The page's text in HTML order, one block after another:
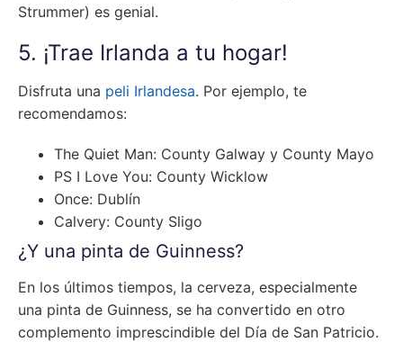
Strummer) es genial.
5. ¡Trae Irlanda a tu hogar!
Disfruta una peli Irlandesa. Por ejemplo, te
recomendamos:
The Quiet Man: County Galway y County Mayo
PS I Love You: County Wicklow
Once: Dublín
Calvery: County Sligo
¿Y una pinta de Guinness?
En los últimos tiempos, la cerveza, especialmente
una pinta de Guinness, se ha convertido en otro
complemento imprescindible del Día de San Patricio.